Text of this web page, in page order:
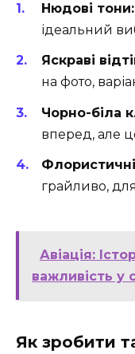
Нюдові тони:
ідеальний
Яскраві
на фото,
Чорно-біла
вперед, але
грайливо,
Авіація:
важливість у
Як зробити